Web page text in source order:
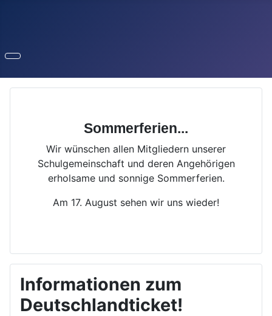
Sommerferien...
Wir wünschen allen Mitgliedern unserer
Schulgemeinschaft und deren Angehörigen
erholsame und sonnige Sommerferien.
Am 17. August sehen wir uns wieder!
Informationen zum
Deutschlandticket!